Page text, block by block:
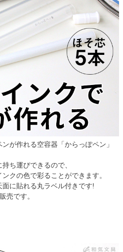
が作れる空容器「からっぽペン」
ち運びできるので、
クの色で彩ることができます。
に貼れる丸ラベル付きです!
売です。